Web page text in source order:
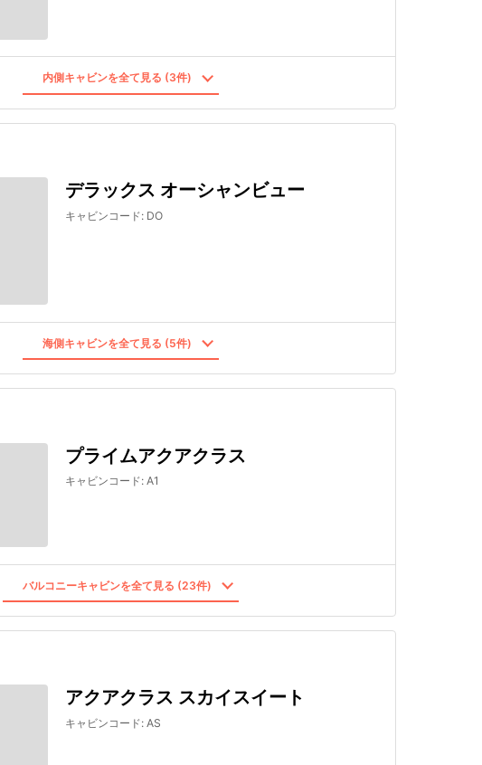
内側キャビンを全て見る (3件)
デラックス オーシャンビュー
キャビンコード: DO
海側キャビンを全て見る (5件)
プライムアクアクラス
キャビンコード: A1
バルコニーキャビンを全て見る (23件)
アクアクラス スカイスイート
キャビンコード: AS